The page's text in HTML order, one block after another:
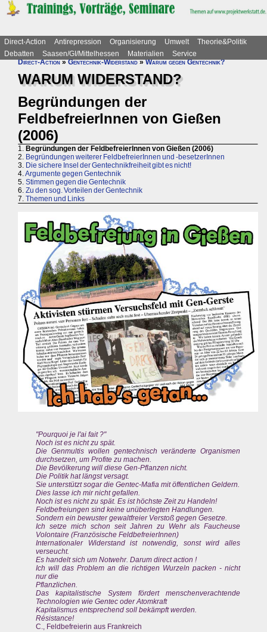
Direct-Action Antirepression Organisierung Umwelt
Theorie&Politik
Debatten
Saasen/GI/Mittelhessen Materialien
Service
Direct-Action»Gentechnik-Widerstand»Warum gegen Gentechnik?
WARUM WIDERSTAND?
Begründungen der
FeldbefreierInnen von Gießen
(2006)
1. Begründungen der FeldbefreierInnen von Gießen (2006)
2. Begründungen weiterer FeldbefreierInnen und -besetzerInnen
3. Die sichere Insel der Gentechnikfreiheit gibt es nicht!
4.Argumente gegen Gentechnik
5. Stimmen gegen die Gentechnik
6. Zu den sog. Vorteilen der Gentechnik
7. Themen und Links
"Pourquoi je l'ai fait ?"
Noch ist es nicht zu spät.
Die Genmultis wollen gentechnisch veränderte Organismen
durchsetzen, um Profite zu machen.
Die Bevölkerung will diese Gen-Pflanzen nicht.
Die Politik hat längst versagt.
Sie unterstützt sogar die Gentec-Mafia mit öffentlichen Geldern.
Dies lasse ich mir nicht gefallen.
Noch ist es nicht zu spät. Es ist höchste Zeit zu Handeln!
Feldbefreiungen sind keine unüberlegten Handlungen.
Sondern ein bewuster gewaltfreier Verstoß gegen Gesetze.
Ich setze mich schon seit Jahren zu Wehr als Faucheuse
Volontaire (Französische FeldbefreierInnen)
Internationaler Widerstand ist notwendig, sonst wird alles
verseucht.
Es handelt sich um Notwehr. Darum direct action !
Ich will das Problem an die richtigen Wurzeln packen - nicht
nur die
Pflanzlichen.
Das kapitalistische System fördert menschenverachtende
Technologien wie Gentec oder Atomkraft
Kapitalismus entsprechend soll bekämpft werden.
Résistance!
C., Feldbefreierin aus Frankreich